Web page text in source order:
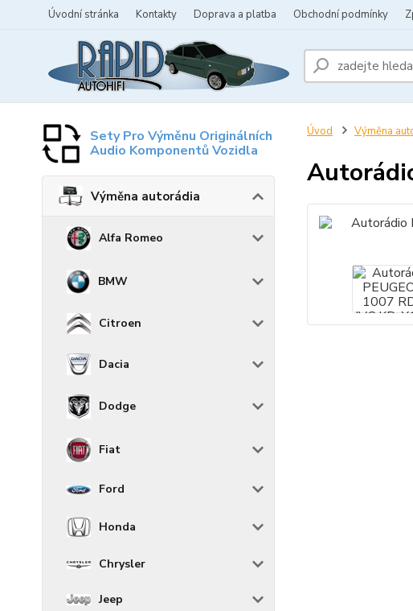
Úvodní stránka Kontakty Doprava a platba Obchodní podmínky
Sety Pro Výměnu Originálních
Audio Komponentů Vozidla
Výměna autorádia
Alfa Romeo
BMW
Citroen
Dacia
Dodge
Fiat
Ford
Honda
Chrysler
Jeep
Úvod Výměna